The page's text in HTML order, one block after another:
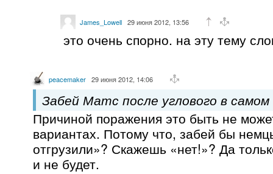
James_Lowell 29 июня 2012, 13:56
это очень спорно. на эту тему
peacemaker 29 июня 2012, 14:06
Забей Матс после углового в самом
Причиной поражения это быть не
вариантах. Потому что, забей бы
отгрузили»? Скажешь «нет!»? Да
и не будет.